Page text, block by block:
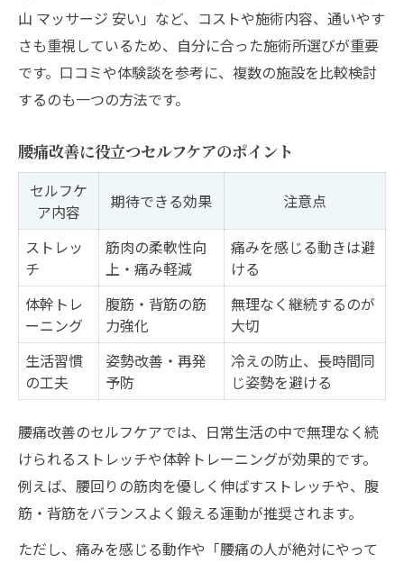
山 マッサージ 安い」など、コストや施術内容、通いやす
さも重視しているため、自分に合った施術所選びが重要
です。口コミや体験談を参考に、複数の施設を比較検討
するのも一つの方法です。
腰痛改善に役立つセルフケアのポイント
セルフケ
ア内容
期待できる効果 注意点
ストレッ
チ
筋肉の柔軟性向
上・痛み軽減
痛みを感じる動きは避
ける
体幹トレ
ーニング
腹筋・背筋の筋
力強化
無理なく継続するのが
大切
生活習慣
の工夫
姿勢改善・再発
予防
冷えの防止、長時間同
じ姿勢を避ける
腰痛改善のセルフケアでは、日常生活の中で無理なく続
けられるストレッチや体幹トレーニングが効果的です。
例えば、腰回りの筋肉を優しく伸ばすストレッチや、腹
筋・背筋をバランスよく鍛える運動が推奨されます。
ただし、痛みを感じる動作や「腰痛の人が絶対にやって